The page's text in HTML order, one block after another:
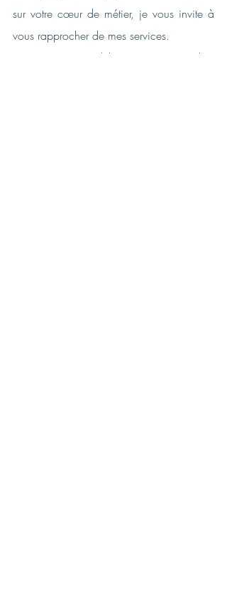
sur votre cœur de métier, je vous invite à
vous rapprocher de mes services.
Optez pour déléguer vos tâches